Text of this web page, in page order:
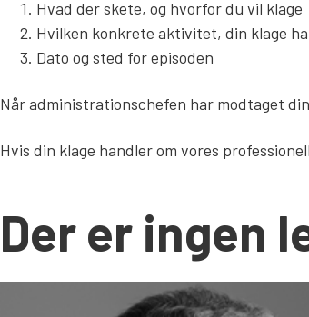
Hvad der skete, og hvorfor du vil klage
Hvilken konkrete aktivitet, din klage
Dato og sted for episoden
Når administrationschefen har modtaget
Hvis din klage handler om vores
Der er ingen